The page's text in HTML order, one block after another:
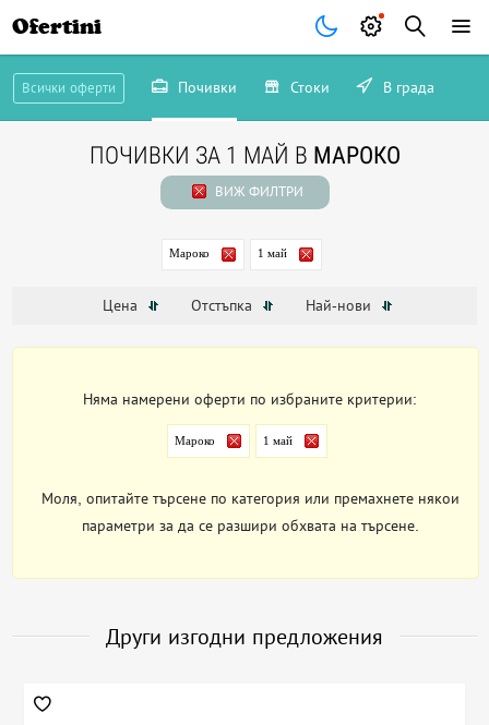
Ofertini
Всички оферти Почивки Стоки В града
ПОЧИВКИ ЗА 1 МАЙ В МАРОКО
ВИЖ ФИЛТРИ
Мароко 1 май
Цена Отстъпка Най-нови
Няма намерени оферти по избраните критерии:
Мароко 1 май
Моля, опитайте търсене по категория или премахнете някои
параметри за да се разшири обхвата на търсене.
Други изгодни предложения